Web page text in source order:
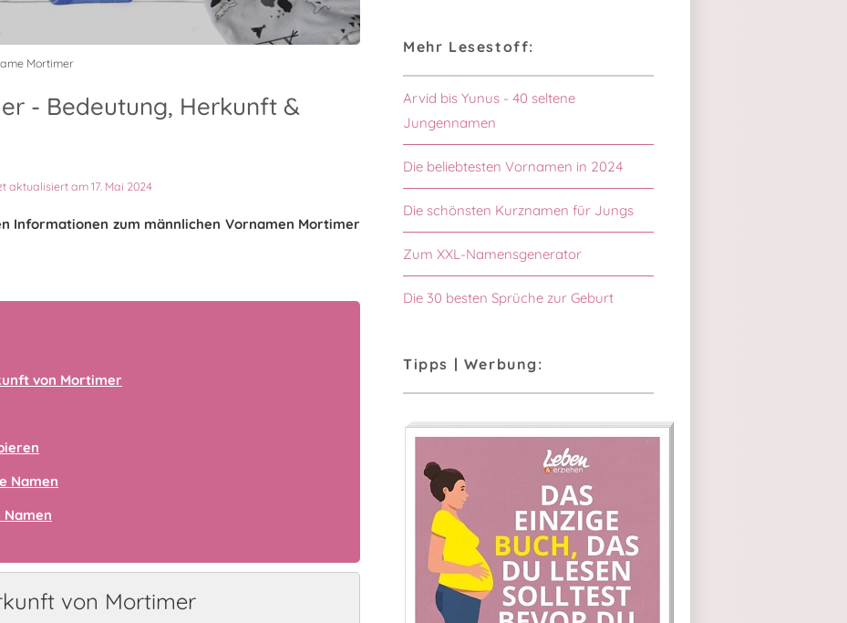
Mortimer
- Bedeutung, Herkunft &
aktualisiert am 17. Mai 2024
Informationen zum männlichen Vornamen Mortimer
von Mortimer
Namen
von Mortimer
Mehr Lesestoff:
Arvid bis Yunus - 40 seltene
Jungennamen
Die beliebtesten Vornamen in 2024
Die schönsten Kurznamen für Jungs
Zum XXL-Namensgenerator
Die 30 besten Sprüche zur Geburt
Tipps | Werbung: